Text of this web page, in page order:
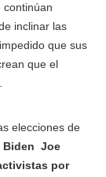
continúan
inclinar las
que sus
que el
elecciones de
Biden Joe
por